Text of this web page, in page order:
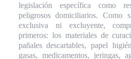
legislación específica como
peligrosos domiciliarios. Como
exclusiva ni excluyente,
primeros: los materiales de
pañales descartables, papel
gasas, medicamentos, jeringas,